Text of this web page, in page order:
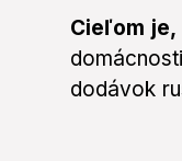
Cieľom je,
dodávok